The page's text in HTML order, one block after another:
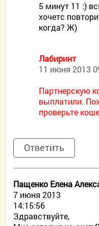
5 минут 11 :)
хочетс
когда? Ж)
Лабиринт
11 июня 2013
Партнерскую
выплатили.
проверьте
Ответить
Пащенко Елена
7 июня 2013
14:15:56
Здравствуйте,